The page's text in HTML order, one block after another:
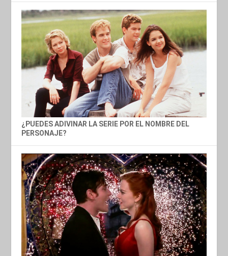
¿PUEDES ADIVINAR LA SERIE POR EL NOMBRE DEL
PERSONAJE?